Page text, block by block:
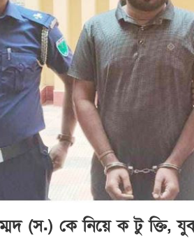
(স.) কে নিয়ে ক টু ক্তি,